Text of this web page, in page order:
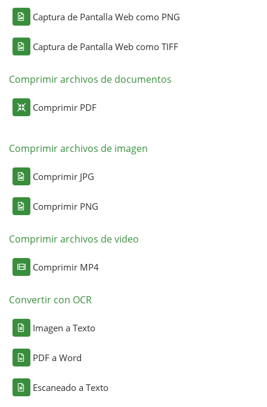
Captura de Pantalla Web como PNG
Captura de Pantalla Web como TIFF
Comprimir archivos de documentos
Comprimir PDF
Comprimir archivos de imagen
Comprimir JPG
Comprimir PNG
Comprimir archivos de video
Comprimir MP4
Convertir con OCR
Imagen a Texto
PDF a Word
Escaneado a Texto